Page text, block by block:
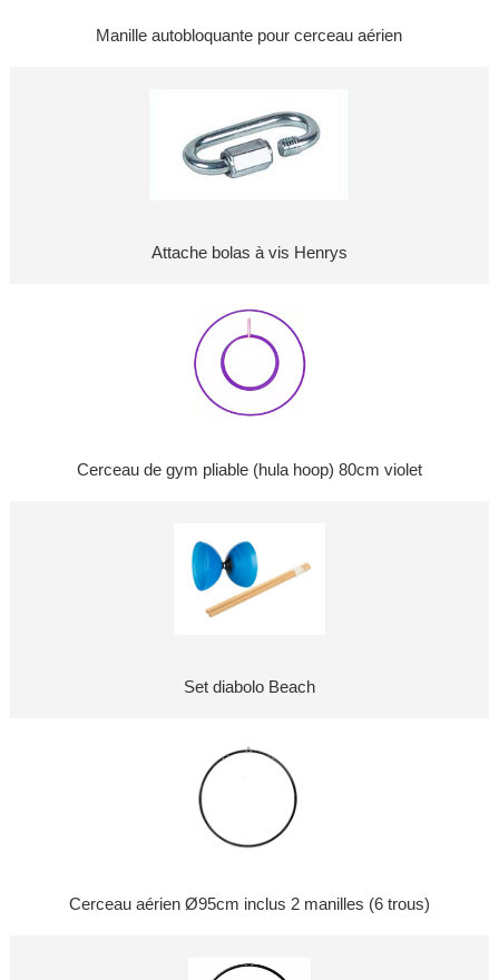
Manille autobloquante pour cerceau aérien
Attache bolas à vis Henrys
Cerceau de gym pliable (hula hoop) 80cm violet
Set diabolo Beach
Cerceau aérien Ø95cm inclus 2 manilles (6 trous)